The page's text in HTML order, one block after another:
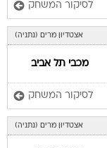
לסיקור המשחק
אצטדיון מרים (נתניה)
מכבי תל אביב
לסיקור המשחק
אצטדיון מרים (נתניה)